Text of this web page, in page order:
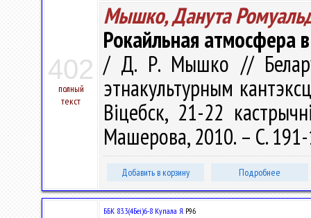
402
полный
текст
Мышко, Данута
Рокайльная атмосфера
/ Д. Р. Мышко //
этнакультурным
Віцебск, 21-22
Машерова, 2010. – С.
Добавить в корзину Подробнее
ББК 83.3(4Беі)6-8 Купала Я.Р96